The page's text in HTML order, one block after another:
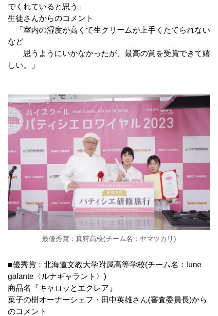
でくれていると思う」
生徒さんからのコメント
「室内の湿度が高くて生クリームが上手くたてられない
など
思うようにいかなかったが、最高の賞を受賞できて嬉
しい。」
最優秀賞：真狩高校(チーム名：ヤマツカリ)
■優秀賞：北海道文教大学附属高等学校(チーム名：lune
galante〈ルナギャラント〉)
商品名『キャロッとエクレア』
菓子の樹オーナーシェフ・田中英雄さん(審査委員長)から
のコメント